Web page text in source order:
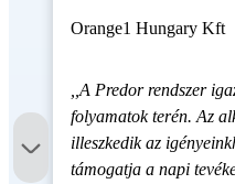
Orange1 Hungary Kft
,,A Predor rendszer
folyamatok terén. Az
illeszkedik az
támogatja a napi